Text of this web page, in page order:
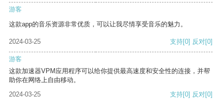
游客
这款app的音乐资源非常优质，可以让我尽情享受音乐的魅力。
2024-03-25 支持[0] 反对[0]
游客
这款加速器VPM应用程序可以给你提供最高速度和安全性的连接，并帮
助你在网络上自由移动。
2024-03-25
支持[0] 反对[0]